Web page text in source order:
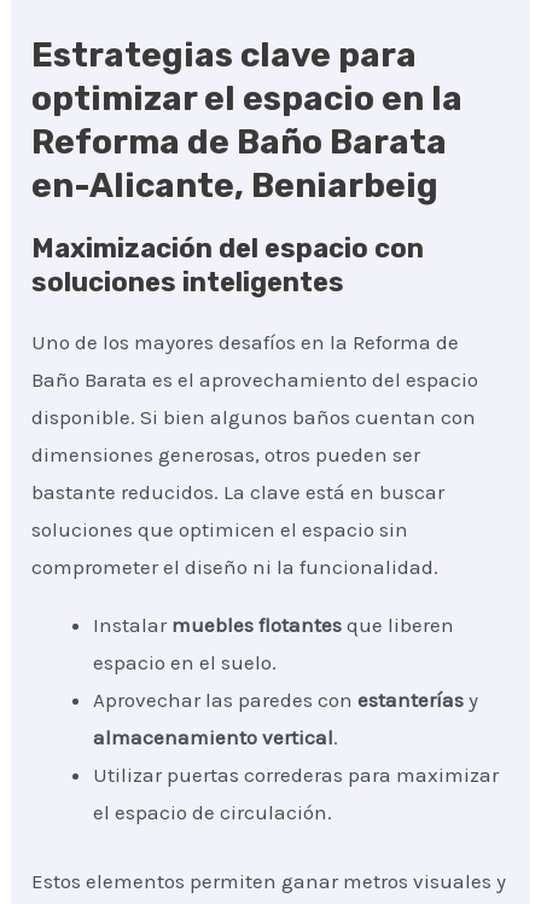
Estrategias clave para
optimizar el espacio en la
Reforma de Baño Barata
en-Alicante, Beniarbeig
Maximización del espacio con
soluciones inteligentes
Uno de los mayores desafíos en la Reforma de
Baño Barata es el aprovechamiento del espacio
disponible. Si bien algunos baños cuentan con
dimensiones generosas, otros pueden ser
bastante reducidos. La clave está en buscar
soluciones que optimicen el espacio sin
comprometer el diseño ni la funcionalidad.
Instalar muebles flotantes que liberen
espacio en el suelo.
Aprovechar las paredes conestanterías y
almacenamiento vertical.
Utilizar puertas correderas para maximizar
el espacio de circulación.
Estos elementos permiten ganar metros visuales y